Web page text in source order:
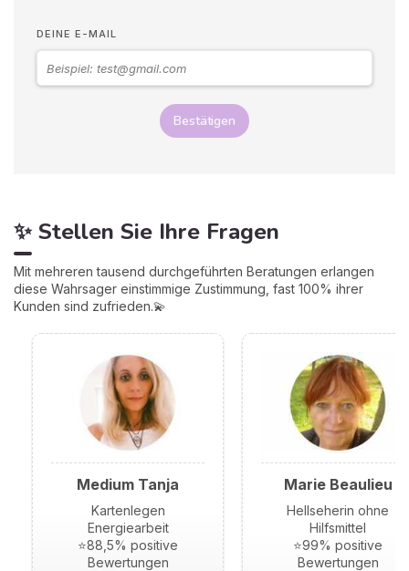
DEINE E-MAIL
Bestätigen
✨ Stellen Sie Ihre Fragen
Mit mehreren tausend durchgeführten Beratungen erlangen
diese Wahrsager einstimmige Zustimmung, fast 100% ihrer
Kunden sind zufrieden.💫
Medium Tanja
Kartenlegen
Energiearbeit
⭐88,5% positive
Bewertungen
Marie Beaulieu
Hellseherin ohne
Hilfsmittel
⭐99% positive
Bewertungen